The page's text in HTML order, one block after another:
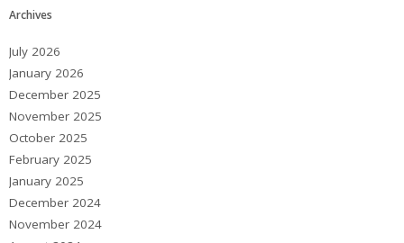
Archives
July 2026
January 2026
December 2025
November 2025
October 2025
February 2025
January 2025
December 2024
November 2024